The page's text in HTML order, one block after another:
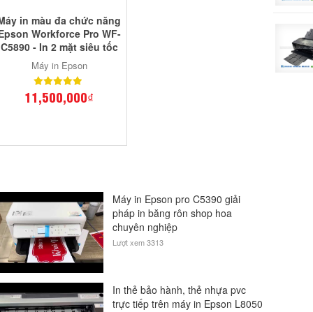
in màu đa chức năng
Workforce Pro WF-
C5890 - In 2 mặt siêu tốc
Máy in Epson
11,500,000₫
Máy in Epson pro C5390 giải
pháp in băng rôn shop hoa
chuyên nghiệp
Lượt xem 3313
In thẻ bảo hành, thẻ nhựa pvc
trực tiếp trên máy in Epson L8050